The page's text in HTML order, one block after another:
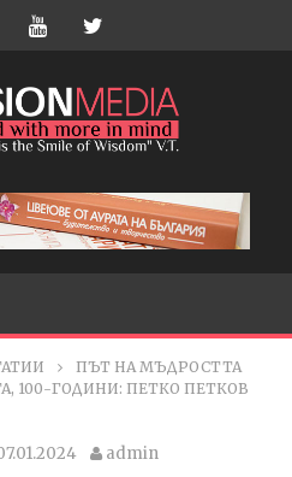
ПЪТ НА МЪДРОСТТА
100-ГОДИНИ: ПЕТКО ПЕТКОВ
admin